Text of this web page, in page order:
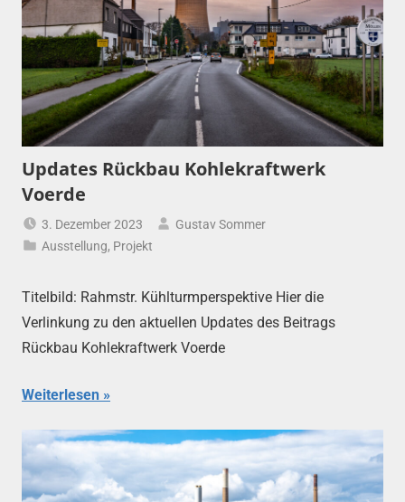
Updates Rückbau Kohlekraftwerk
Voerde
3. Dezember 2023
Gustav Sommer
Ausstellung, Projekt
Titelbild: Rahmstr. Kühlturmperspektive Hier die
Verlinkung zu den aktuellen Updates des Beitrags
Rückbau Kohlekraftwerk Voerde
Weiterlesen